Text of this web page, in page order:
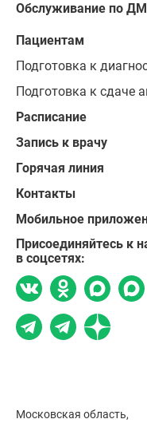
Обслуживание по
Пациентам
Подготовка к
Подготовка к сдаче
Расписание
Запись к врачу
Горячая линия
Контакты
Мобильное
Присоединяйтесь к
в соцсетях:
Московская область,